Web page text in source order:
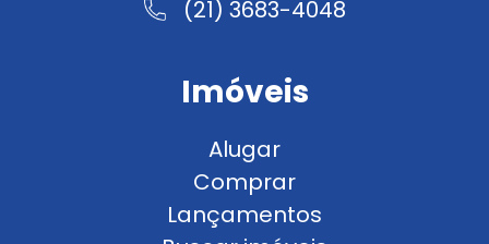
(21) 3683-4048
Imóveis
Alugar
Comprar
Lançamentos